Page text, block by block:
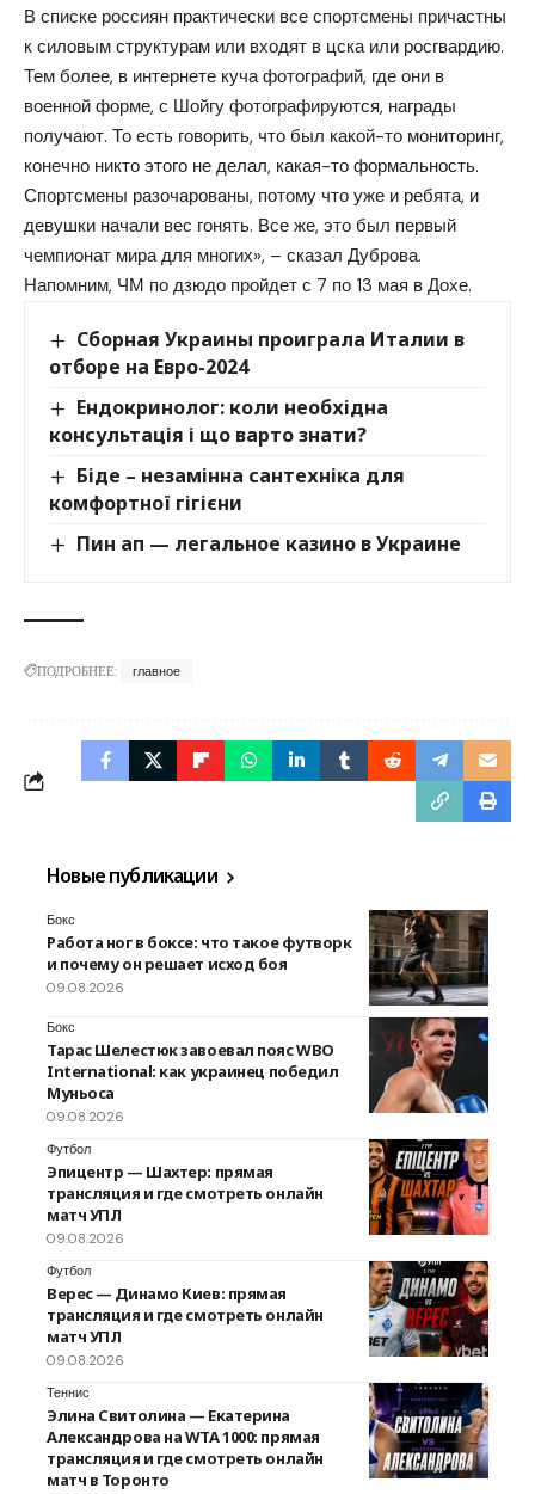
В списке россиян практически все спортсмены причастны
к силовым структурам или входят в цска или росгвардию.
Тем более, в интернете куча фотографий, где они в
военной форме, с Шойгу фотографируются, награды
получают. То есть говорить, что был какой-то мониторинг,
конечно никто этого не делал, какая-то формальность.
Спортсмены разочарованы, потому что уже и ребята, и
девушки начали вес гонять. Все же, это был первый
чемпионат мира для многих», – сказал Дуброва.
Напомним, ЧМ по дзюдо пройдет с 7 по 13 мая в Дохе.
Сборная Украины проиграла Италии в
отборе на Евро-2024
Ендокринолог: коли необхідна
консультація і що варто знати?
Біде – незамінна сантехніка для
комфортної гігієни
Пин ап — легальное казино в Украине
ПОДРОБНЕЕ: главное
Новые публикации
Бокс
Работа ног в боксе: что такое футворк
и почему он решает исход боя
09.08.2026
Бокс
Тарас Шелестюк завоевал пояс WBO
International: как украинец победил
Муньоса
09.08.2026
Футбол
Эпицентр — Шахтер: прямая
трансляция и где смотреть онлайн
матч УПЛ
09.08.2026
Футбол
Верес — Динамо Киев: прямая
трансляция и где смотреть онлайн
матч УПЛ
09.08.2026
Теннис
Элина Свитолина — Екатерина
Александрова на WTA 1000: прямая
трансляция и где смотреть онлайн
матч в Торонто